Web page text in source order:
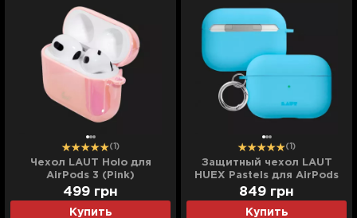
(1)
Чехол LAUT Holo для
AirPods 3 (Pink)
Купить
499 грн
(1)
Защитный чехол LAUT
HUEX Pastels для AirPods
Pro (2nd/1st gen) (Baby
Blue)
Купить
849 грн